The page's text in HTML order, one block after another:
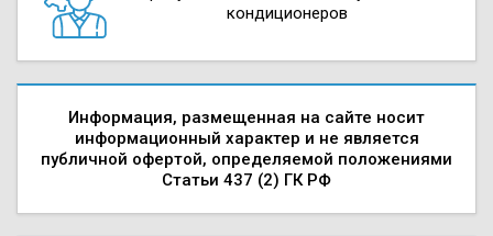
кондиционеров
Информация, размещенная на сайте носит
информационный характер и не является
публичной офертой, определяемой положениями
Статьи 437 (2) ГК РФ